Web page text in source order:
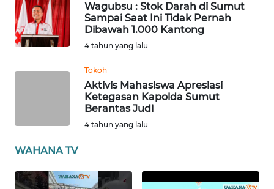
Wagubsu : Stok Darah di Sumut
Sampai Saat Ini Tidak Pernah
Dibawah 1.000 Kantong
4 tahun yang lalu
Tokoh
Aktivis Mahasiswa Apresiasi
Ketegasan Kapolda Sumut
Berantas Judi
4 tahun yang lalu
WAHANA TV
WN
SUMSEL
WN
JATENG